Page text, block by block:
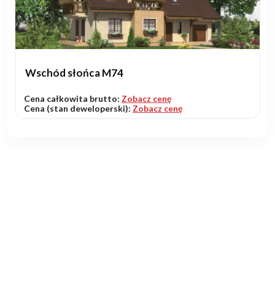
Wschód słońca M74
Cena całkowita brutto: Zobacz cenę
Cena (stan deweloperski): Zobacz cenę